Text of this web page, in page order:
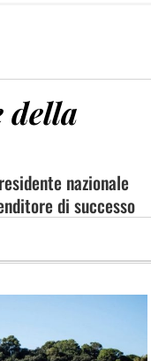
della
nazionale
di successo